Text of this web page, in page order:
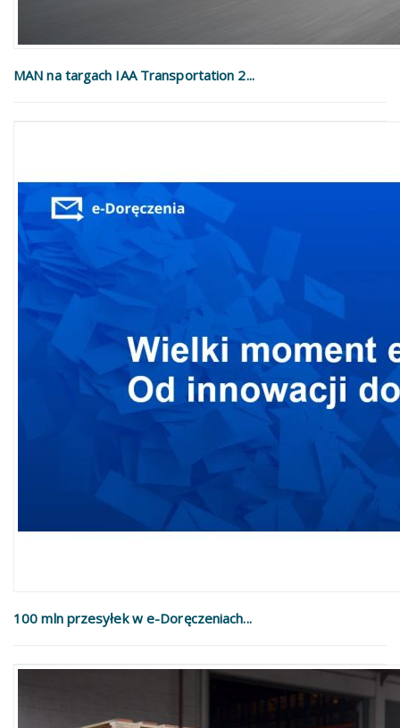
MAN na targach IAA Transportation 2...
100 mln przesyłek w e-Doręczeniach...